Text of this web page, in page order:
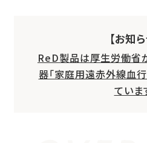
【お知ら
ReD製品は厚生労働省
器「家庭用遠赤外線血
ていま